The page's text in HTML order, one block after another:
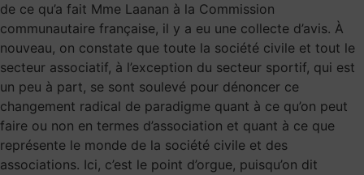
de ce qu’a fait Mme Laanan à la Commission
communautaire française, il y a eu une collecte d’avis. À
nouveau, on constate que toute la société civile et tout le
secteur associatif, à l’exception du secteur sportif, qui est
un peu à part, se sont soulevé pour dénoncer ce
changement radical de paradigme quant à ce qu’on peut
faire ou non en termes d’association et quant à ce que
représente le monde de la société civile et des
associations. Ici, c’est le point d’orgue, puisqu’on dit